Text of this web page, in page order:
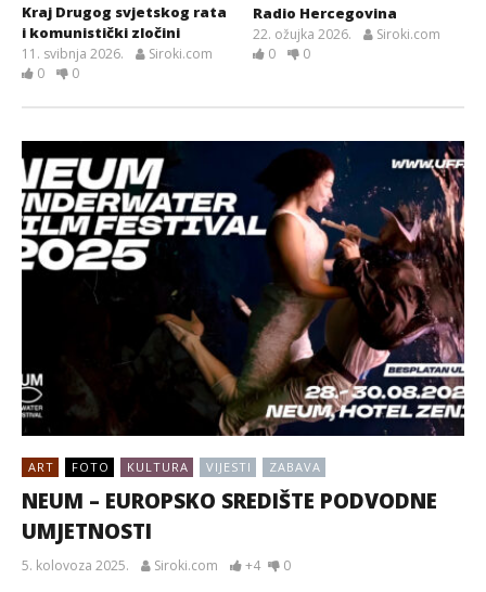
Kraj Drugog svjetskog rata
i komunistički zločini
11. svibnja 2026.
Siroki.com
0
0
Radio Hercegovina
22. ožujka 2026.
Siroki.com
0
0
ART FOTO KULTURA VIJESTI ZABAVA
NEUM – EUROPSKO SREDIŠTE PODVODNE
UMJETNOSTI
5. kolovoza 2025. Siroki.com +4 0